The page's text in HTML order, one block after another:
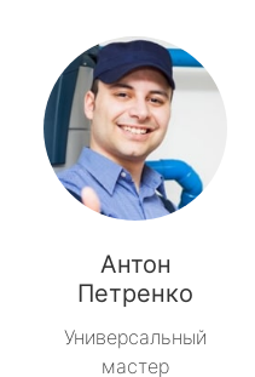
Антон
Петренко
Универсальный
мастер